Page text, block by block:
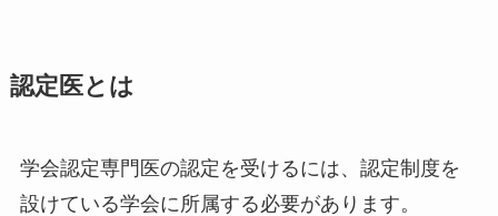
認定医とは
学会認定専門医の認定を受けるには、認定制度を
設けている学会に所属する必要があります。